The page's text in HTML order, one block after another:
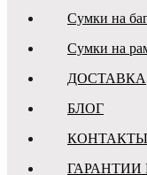
Сумки на
Сумки на
ДОСТАВКА
БЛОГ
КОНТАКТЫ
ГАРАНТИИ